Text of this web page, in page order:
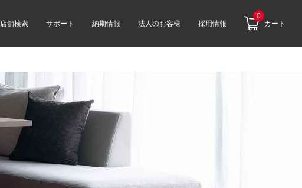
店舗検索 サポート 納期情報 法人のお客様 採用情報
0
カート